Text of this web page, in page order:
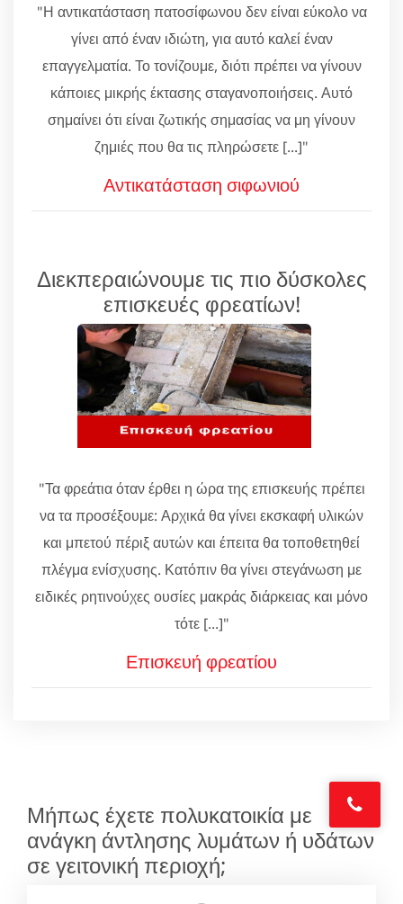
"Η αντικατάσταση πατοσίφωνου δεν είναι εύκολο να
γίνει από έναν ιδιώτη, για αυτό καλεί έναν
επαγγελματία. Το τονίζουμε, διότι πρέπει να γίνουν
κάποιες μικρής έκτασης σταγανοποιήσεις. Αυτό
σημαίνει ότι είναι ζωτικής σημασίας να μη γίνουν
ζημιές που θα τις πληρώσετε [...]"
Αντικατάσταση σιφωνιού
Διεκπεραιώνουμε τις πιο δύσκολες
επισκευές φρεατίων!
"Τα φρεάτια όταν έρθει η ώρα της επισκευής πρέπει
να τα προσέξουμε: Αρχικά θα γίνει εκσκαφή υλικών
και μπετού πέριξ αυτών και έπειτα θα τοποθετηθεί
πλέγμα ενίσχυσης. Κατόπιν θα γίνει στεγάνωση με
ειδικές ρητινούχες ουσίες μακράς διάρκειας και μόνο
τότε [...]"
Επισκευή φρεατίου
Μήπως έχετε πολυκατοικία με
ανάγκη άντλησης λυμάτων ή υδάτων
σε γειτονική περιοχή;